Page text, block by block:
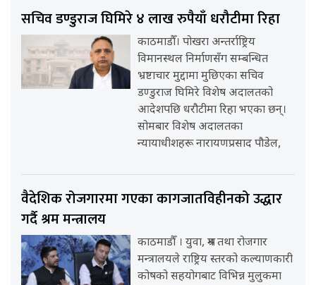
सचिव डण्डुराज घिमिरे ४ लाख रुपैयाँ धरौटीमा रिहा
काठमाडौँ। पोखरा अन्तर्राष्ट्रिय
विमानस्थल निर्माणसँग सम्बन्धित
भ्रष्टाचार मुद्दामा मुछिएका सचिव
डण्डुराज घिमिरे विशेष अदालतको
आदेशपछि धरौटीमा रिहा भएका छन्।
सोमबार विशेष अदालतका
न्यायाधीशहरू नारायणप्रसाद पौडेल,
वैदेशिक रोजगारमा गएका कागजातविहीनको उद्धार
गर्दै श्रम मन्त्रालय
काठमाडौँ । युवा, श्रम तथा रोजगार
मन्त्रालयले राष्ट्रिय स्तरको कल्याणकारी
कोषको सहयोगबाट विभिन्न मुलुकमा